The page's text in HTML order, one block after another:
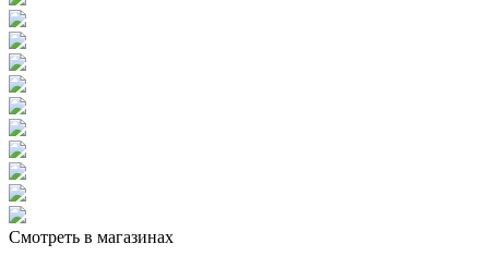
Смотреть в магазинах